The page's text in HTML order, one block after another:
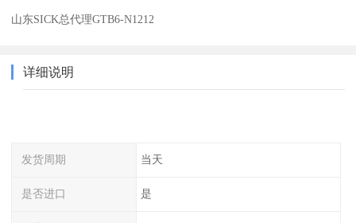
山东SICK总代理GTB6-N1212
详细说明
发货周期 当天
是否进口 是